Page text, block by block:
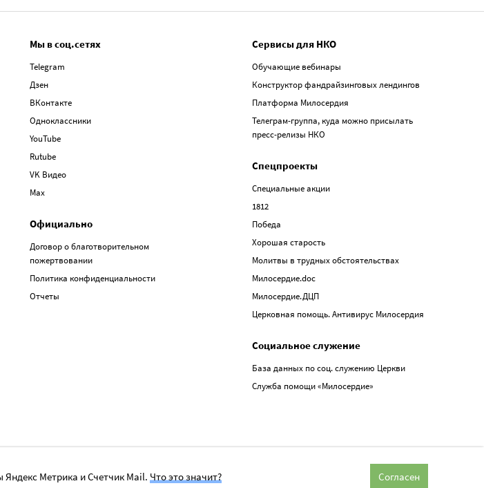
Мы в соц.сетях
Telegram
Дзен
ВКонтакте
Одноклассники
YouTube
Rutube
VK Видео
Max
Официально
Договор о благотворительном
пожертвовании
Политика конфиденциальности
Отчеты
Сервисы для НКО
Обучающие вебинары
Конструктор фандрайзинговых лендингов
Платформа Милосердия
Телеграм-группа, куда можно присылать
пресс-релизы НКО
Спецпроекты
Специальные акции
1812
Победа
Хорошая старость
Молитвы в трудных обстоятельствах
Милосердие.doc
Милосердие.ДЦП
Церковная помощь. Антивирус Милосердия
Социальное служение
База данных по соц. служению Церкви
Служба помощи «Милосердие»
Метрика и Счетчик Mail.Что это значит? Согласен